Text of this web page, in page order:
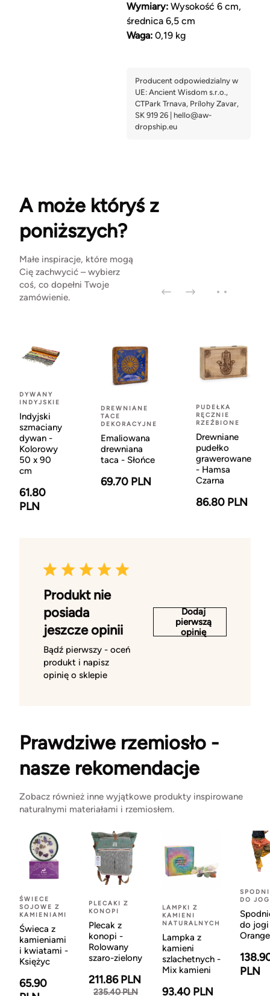
Wymiary:Wysokość 6 cm,
średnica 6,5 cm
Waga: 0,19 kg
A może któryś z
poniższych?
Małe inspiracje, które mogą
Cię zachwycić – wybierz
coś, co dopełni Twoje
zamówienie.
DYWANY
INDYJSKIE
Indyjski
szmaciany
dywan -
Kolorowy
50 x 90
cm
61.80
PLN
DREWNIANE
TACE
DEKORACYJNE
Emaliowana
drewniana
taca - Słońce
69.70 PLN
PUDEŁKA
RĘCZNIE
RZEŹBIONE
Drewniane
pudełko
grawerowane
- Hamsa
Czarna
86.80 PLN
Produkt nie
posiada
jeszcze opinii
Bądź pierwszy - oceń
produkt i napisz
opinię o sklepie
Dodaj
pierwszą
opinię
Prawdziwe rzemiosło -
nasze rekomendacje
Zobacz również inne wyjątkowe produkty inspirowane
naturalnymi materiałami i rzemiosłem.
ŚWIECE
SOJOWE Z
KAMIENIAMI
Świeca z
kamieniami
i kwiatami -
Księżyc
65.90
PLECAKI Z
KONOPI
Plecak z
konopi -
Rolowany
szaro-zielony
211.86 PLN
235.40 PLN
LAMPKI Z
KAMIENI
NATURALNYCH
Lampka z
kamieni
szlachetnych -
Mix kamieni
93.40 PLN
DO
do
Orange
PLN